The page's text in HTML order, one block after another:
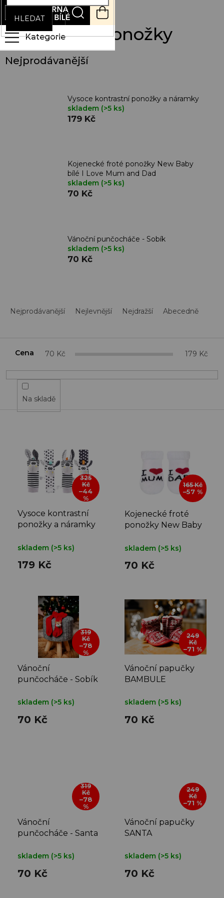
Přejít
obsah
HLEDAT
NÁKUPNÍ
KOŠÍK
Kontrastní ponožky
Nejprodávanější
Vysoce kontrastní ponožky a náramky
skladem (>5 ks)
179 Kč
Kojenecké froté ponožky New Baby
bílé I Love Mum and Dad
skladem (>5 ks)
70 Kč
Vánoční punčocháče - Sobík
skladem (>5 ks)
70 Kč
r
Nejprodávanější Nejlevnější Nejdražší Abecedně
Cena 70 Kč 179 Kč
Na skladě
325
Kč
–44
%
Vysoce kontrastní
ponožky a náramky
skladem (>5 ks)
179 Kč
165 Kč
–57 %
Kojenecké froté
ponožky New Baby
Dad
skladem (>5 ks)
70 Kč
319
Kč
–78
%
Vánoční
punčocháče - Sobík
skladem (>5 ks)
70 Kč
249
Kč
–71 %
Vánoční papučky
BAMBULE
skladem (>5 ks)
70 Kč
319
Kč
–78
%
Vánoční
punčocháče - Santa
skladem (>5 ks)
70 Kč
249
Kč
–71 %
Vánoční papučky
SANTA
skladem (>5 ks)
70 Kč